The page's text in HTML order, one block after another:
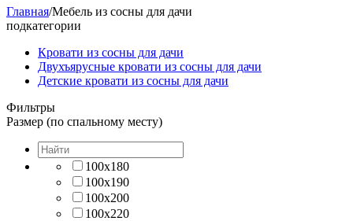
Главная/Мебель из сосны для дачи
подкатегории
Кровати из сосны для дачи
Двухъярусные кровати из сосны для дачи
Детские кровати из сосны для дачи
Фильтры
Размер (по спальному месту)
100х180
100х190
100х200
100х220